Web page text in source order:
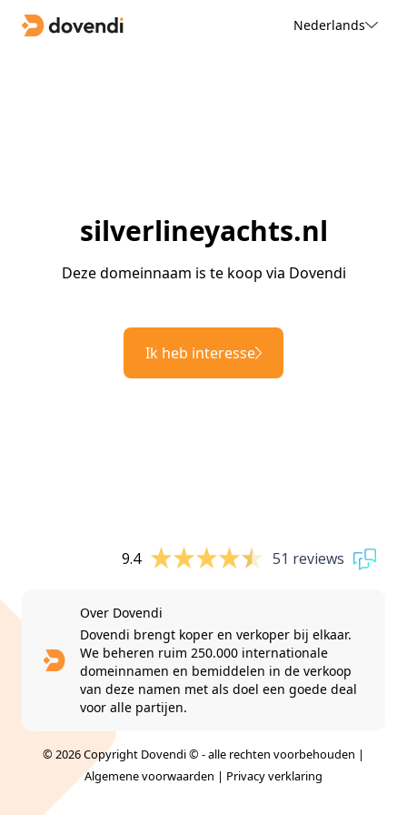
Nederlands
silverlineyachts.nl
Deze domeinnaam is te koop via Dovendi
Ik heb interesse
9.4 51 reviews
Over Dovendi
Dovendi brengt koper en verkoper bij elkaar.
We beheren ruim 250.000 internationale
domeinnamen en bemiddelen in de verkoop
van deze namen met als doel een goede deal
voor alle partijen.
© 2026 Copyright Dovendi © - alle rechten voorbehouden |
Algemene voorwaarden | Privacy verklaring